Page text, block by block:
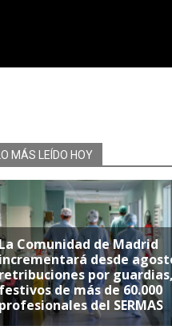
LO MÁS LEÍDO HOY